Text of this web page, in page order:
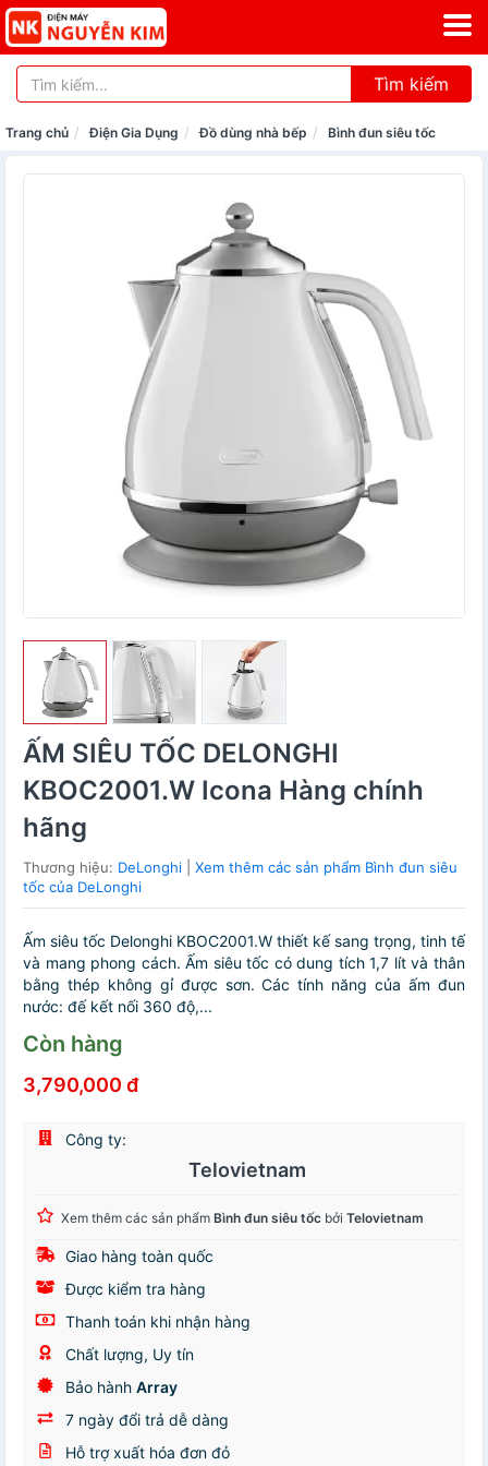
Tìm kiếm
Trang chủ Điện Gia Dụng Đồ dùng nhà bếp Bình đun siêu tốc
ẤM SIÊU TỐC DELONGHI
KBOC2001.W Icona Hàng chính
hãng
Thương hiệu: DeLonghi
Xem thêm các sản phẩm Bình đun siêu
tốc của DeLonghi
Ấm siêu tốc Delonghi KBOC2001.W thiết kế sang trọng, tinh tế
và mang phong cách. Ấm siêu tốc có dung tích 1,7 lít và thân
bằng thép không gỉ được sơn. Các tính năng của ấm đun
nước: đế kết nối 360 độ,...
Còn hàng
3,790,000 đ
Công ty:
Telovietnam
Xem thêm các sản phẩm Bình đun siêu tốc bởi Telovietnam
Giao hàng toàn quốc
Được kiểm tra hàng
Thanh toán khi nhận hàng
Chất lượng, Uy tín
Bảo hành Array
7 ngày đổi trả dễ dàng
Hỗ trợ xuất hóa đơn đỏ